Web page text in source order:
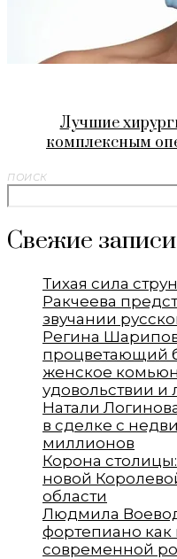
Лучшие
комплексным
ПОИСК
Свежие записи
Тихая сила
Ракчеева
звучании
Регина
процветающий
женское
удовольствии и
Натали
в сделке с
миллионов
Корона
новой
области
Людмила
фортепиано как
современной